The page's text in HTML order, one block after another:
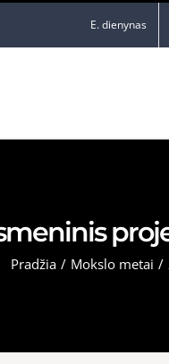
E. dienynas
Pradžia / Mokslo metai /